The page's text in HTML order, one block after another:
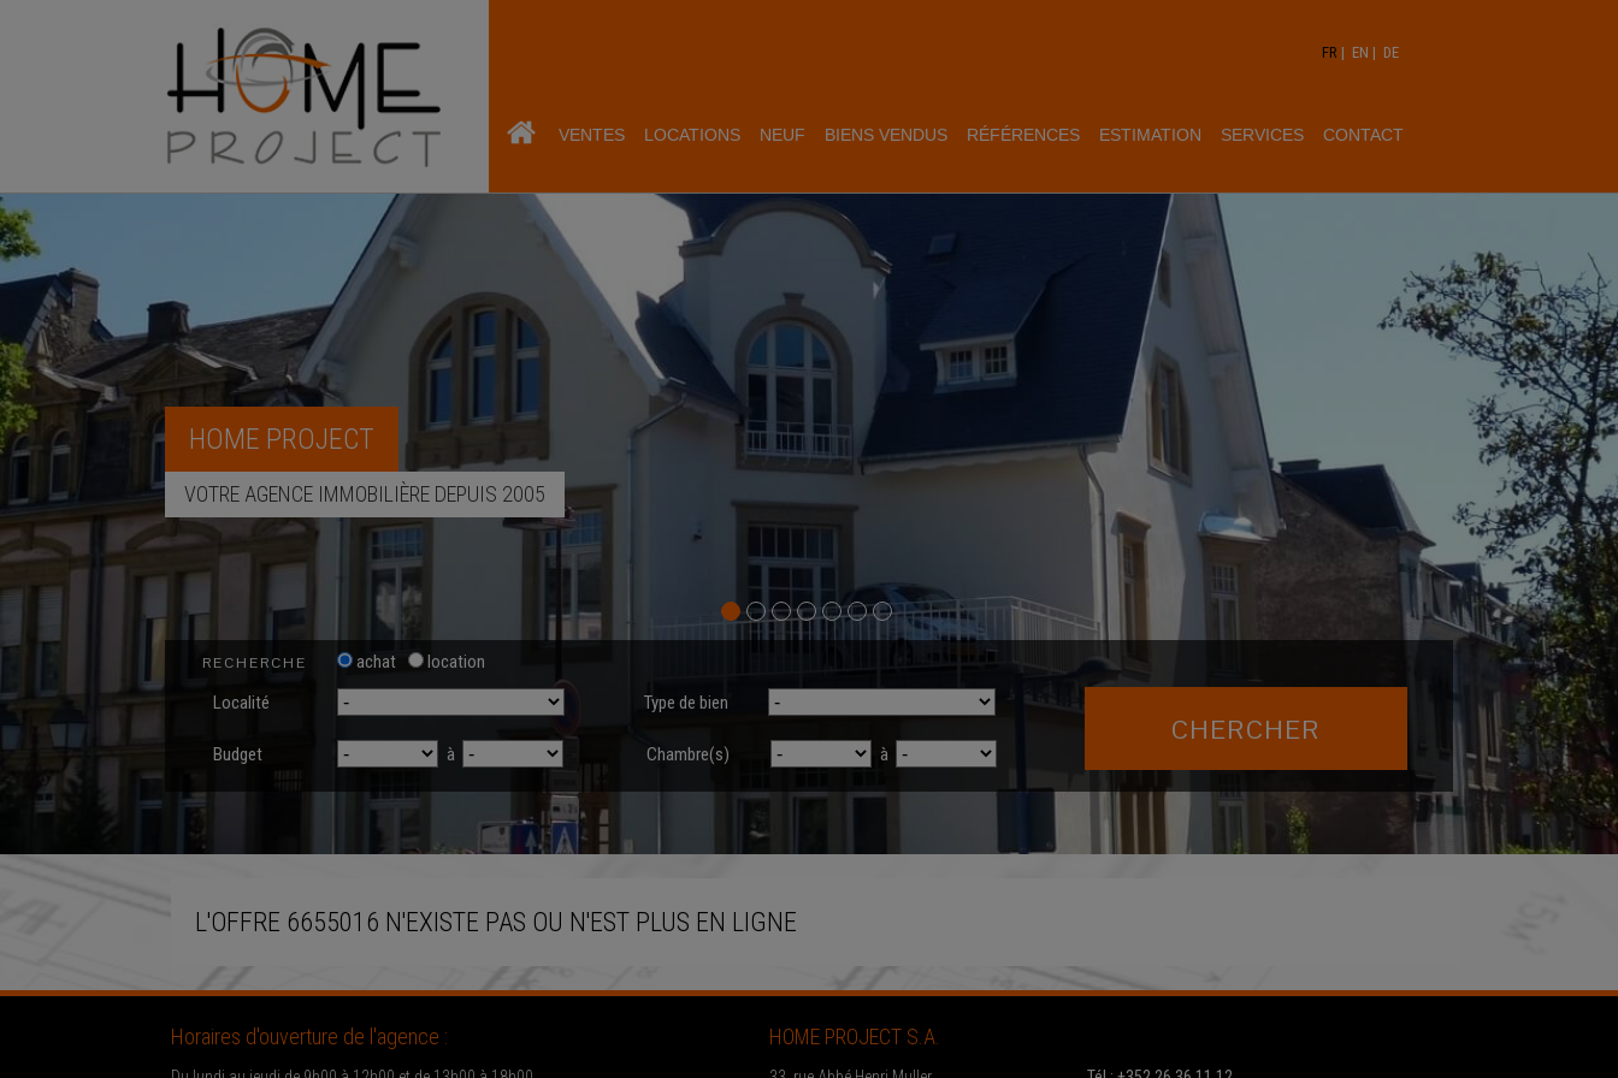
FR | EN | DE
VENTES LOCATIONS NEUF BIENS VENDUS RÉFÉRENCES ESTIMATION SERVICES CONTACT
HOME PROJECT
VOTRE AGENCE IMMOBILIÈRE DEPUIS 2005
RECHERCHE achat
location
Localité
Type de bien
Budget à Chambre(s) à
L'OFFRE 6655016 N'EXISTE PAS OU N'EST PLUS EN LIGNE
Horaires d'ouverture de l'agence : HOME PROJECT S.A.